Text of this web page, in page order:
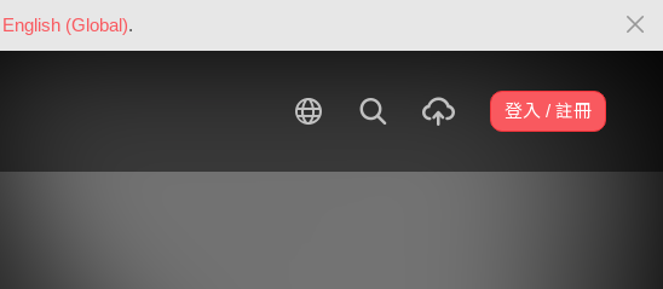
English (Global).
登入 / 註冊